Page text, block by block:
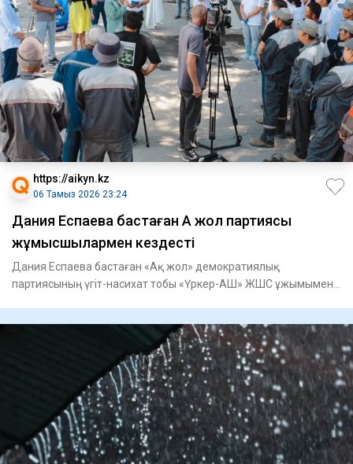
https://aikyn.kz
06 Тамыз 2026 23:24
Дания Еспаева бастаған Ақ жол партиясы
жұмысшылармен кездесті
Дания Еспаева бастаған «Ақ жол» демократиялық
партиясының үгіт-насихат тобы «Үркер-АШ» ЖШС ұжымымен